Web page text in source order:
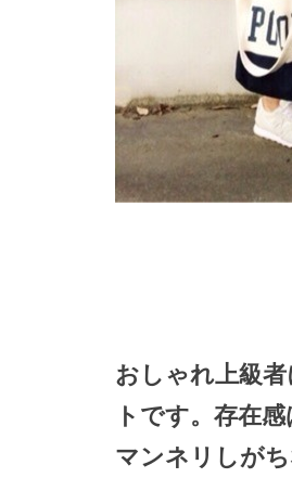
おしゃれ上級
トです。存在
マンネリしが